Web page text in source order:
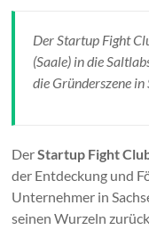
Der Startup Fight
(Saale) in die
die Gründerszene
DerStartup Fight
der Entdeckung und
Unternehmer in
seinen Wurzeln